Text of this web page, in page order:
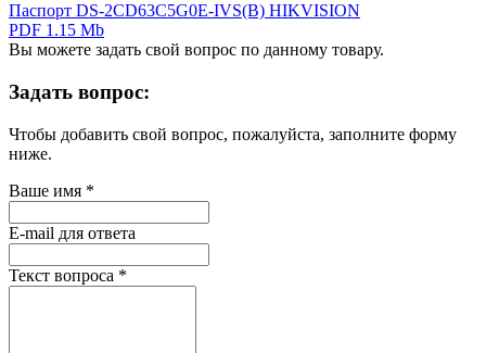
Паспорт DS-2CD63C5G0E-IVS(B) HIKVISION
PDF 1.15 Mb
Вы можете задать свой вопрос по данному товару.
Задать вопрос:
Чтобы добавить свой вопрос, пожалуйста, заполните форму
ниже.
Ваше имя *
E-mail для ответа
Текст вопроса *